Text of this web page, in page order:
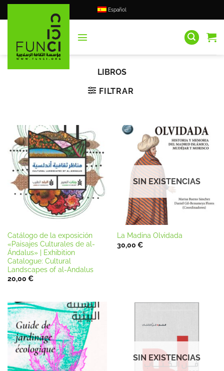
Saltar
al
Español
LIBROS
FILTRAR
Catálogo de la exposición
«Paisajes Culturales de al-
Ándalus» | Exhibition
Catalogue: Cultural
Landscapes of al-Andalus
20,00 €
SIN EXISTENCIAS
La Madina Olvidada
30,00 €
SIN EXISTENCIAS